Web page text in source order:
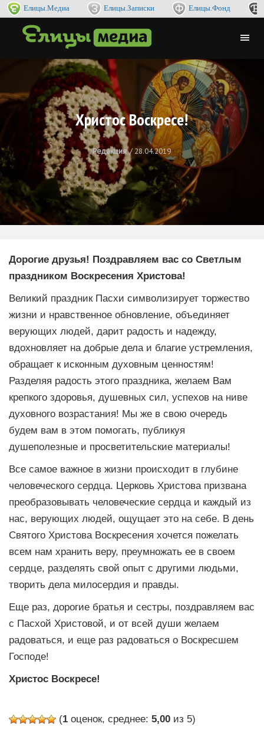
Елицы.Медиа Елицы.Записки Елицы.Фонд
Христос Воскресе!
Редакция 28.04.2019
Дорогие друзья! Поздравляем вас со Светлым
праздником Воскресения Христова!
Великий праздник Пасхи символизирует торжество
жизни и нравственное обновление, объединяет
верующих людей, дарит радость и надежду,
вдохновляет на добрые дела и благие устремления,
обращает к исконным духовным ценностям!
Разделяя радость этого праздника, желаем Вам
крепкого здоровья, душевных сил, успехов на ниве
духовного возрастания! Мы же в свою очередь
будем вам в этом помогать, публикуя
душеполезные и просветительские материалы!
Все самое важное в жизни происходит в глубине
человеческого сердца. Церковь Христова призвана
преобразовывать человеческие сердца и каждый из
нас, верующих людей, ощущает это на себе. В день
Святого Христова Воскресения хочется пожелать
всем нам хранить веру, преумножать ее в своем
сердце, разделять свой опыт с другими людьми,
творить дела милосердия и правды.
Еще раз, дорогие братья и сестры, поздравляем вас
с Пасхой Христовой, и от всей души желаем
радоваться, и еще раз радоваться о Воскресшем
Господе!
Христос Воскресе!
(1 оценок, среднее: 5,00 из 5)